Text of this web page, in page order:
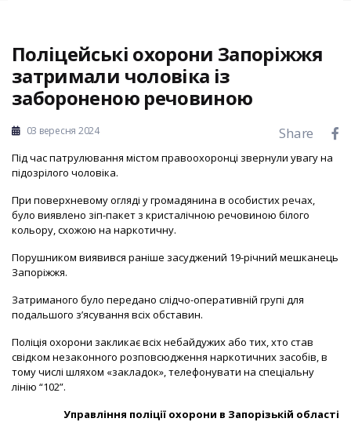
Поліцейські охорони Запоріжжя
затримали чоловіка із
забороненою речовиною
03 вересня 2024 Share
Під час патрулювання містом правоохоронці звернули увагу на
підозрілого чоловіка.
При поверхневому огляді у громадянина в особистих речах,
було виявлено зіп-пакет з кристалічною речовиною білого
кольору, схожою на наркотичну.
Порушником виявився раніше засуджений 19-річний мешканець
Запоріжжя.
Затриманого було передано слідчо-оперативній групі для
подальшого з’ясування всіх обставин.
Поліція охорони закликає всіх небайдужих або тих, хто став
свідком незаконного розповсюдження наркотичних засобів, в
тому числі шляхом «закладок», телефонувати на спеціальну
лінію “102”.
Управління поліції охорони в Запорізькій області